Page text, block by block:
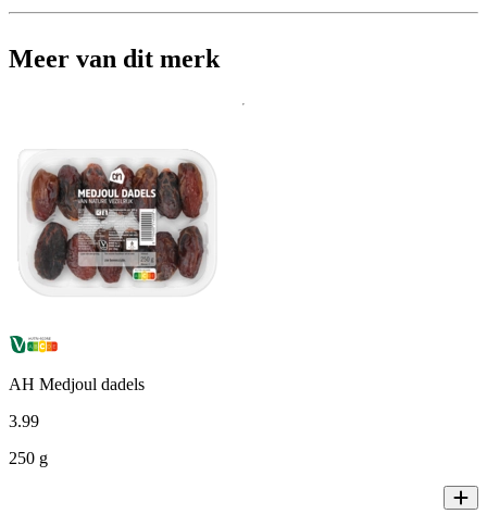
Meer van dit merk
AH Medjoul dadels
3.99
250 g